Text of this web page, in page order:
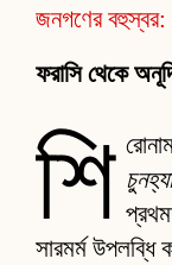
জনগণের বহুস্বর:
ফরাসি থেকে
শি
সারমর্ম